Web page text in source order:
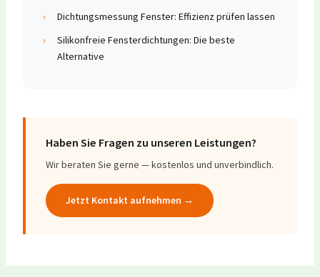
›
Dichtungsmessung Fenster: Effizienz prüfen lassen
›
Silikonfreie Fensterdichtungen: Die beste
Alternative
Haben Sie Fragen zu unseren Leistungen?
Wir beraten Sie gerne — kostenlos und unverbindlich.
Jetzt Kontakt aufnehmen →